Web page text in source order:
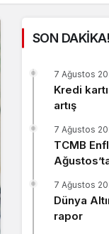
SON DAKİKA!
Kredi
artış
7 Ağustos
TCMB
7 Ağustos
Dünya
rapor
7 Ağustos